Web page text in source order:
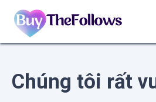
Chúng tôi rất